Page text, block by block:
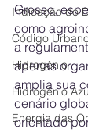
Indicação do
Código
Hidrogênio
Hidrogênio
Energia das
Grosso,
como
a
apenas
amplia sua
cenário
orientado